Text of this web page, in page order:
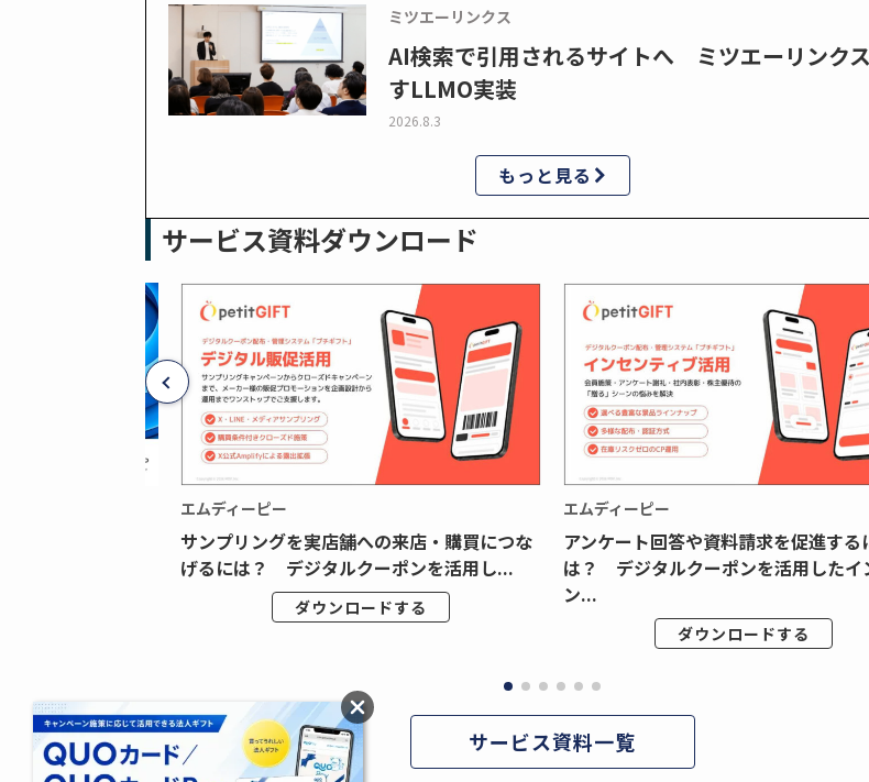
ミツエーリンクス
AI検索で引用されるサイトへ ミツエーリンク
すLLMO実装
2026.8.3
もっと見る
サービス資料ダウンロード
エムディーピー
サンプリングを実店舗への来店・購買につな
げるには？ デジタルクーポンを活用し...
ダウンロードする
エムディーピー
アンケート回答や資料請求を促進する
は？ デジタルクーポンを活用したイ
ン...
ダウンロードする
サービス資料一覧